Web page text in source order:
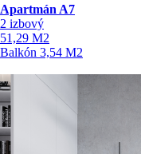
Apartmán A7
2 izbový
51,29 M2
Balkón 3,54 M2